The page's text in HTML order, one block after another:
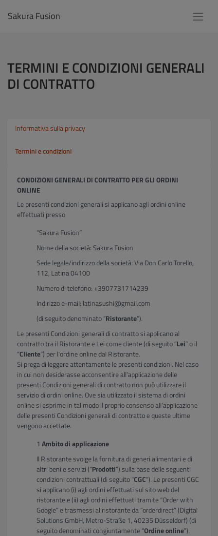
Sakura Fusion
TERMINI E CONDIZIONI GENERALI
DI CONTRATTO
Informativa sulla privacy
Termini e condizioni
CONDIZIONI GENERALI DI CONTRATTO PER GLI ORDINI
ONLINE
Le presenti condizioni generali si applicano agli ordini online
effettuati presso
“Sakura Fusion”
Nome della società: Sakura Fusion
Sede legale/indirizzo della società: Via Don Carlo Torello,
112, Latina 04100
Numero di telefono: +3907731714239
Indirizzo e-mail: latinasushi@gmail.com
(di seguito denominato “Ristorante”).
Le presenti Condizioni generali di contratto si applicano al
contratto tra il Ristorante e Lei come cliente (di seguito “Lei” o il
“Cliente”) per l'ordine online dal Ristorante.
Si prega di leggere attentamente le presenti condizioni. Nel caso
in cui non desiderasse acconsentire all’applicazione delle
presenti Condizioni generali di contratto non può utilizzare il
servizio di ordini online. Ove sia utilizzato il sistema di ordini
online si esprime in tal modo il proprio consenso all’applicazione
delle presenti Condizioni generali di contratto e queste ultime
vengono accettate.
Ambito di applicazione
Il Ristorante svolge la fornitura di generi alimentari e di
altri beni e servizi (“Prodotti”) sulla base delle seguenti
condizioni contrattuali (di seguito “CGC”). Le presenti CGC
si applicano (i) agli ordini effettuati sul sito web del
ristorante e (ii) agli ordini effettuati tramite “Order with
Google” e trasmessi al ristorante da “orderdirect” (Digital
Solutions GmbH, Metro-Straße 1, 40235 Düsseldorf) (di
seguito denominati congiuntamente “Ordine online”).